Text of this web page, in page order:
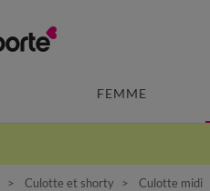
FEMME
Culotte et shorty Culotte midi